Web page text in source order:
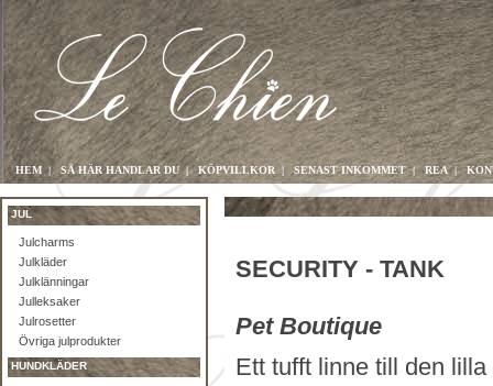
HEM | SÅ HÄR HANDLAR DU |KÖPVILLKOR | SENAST INKOMMET|REA|
JUL
Julcharms
Julkläder
Julklänningar
Julleksaker
Julrosetter
Övriga julprodukter
HUNDKLÄDER
SECURITY - TANK
Pet Boutique
Ett tufft linne till den